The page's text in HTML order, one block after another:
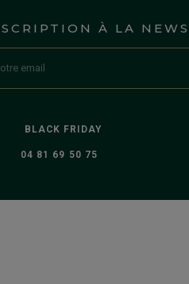
À LA
BLACK FRIDAY
04 81 69 50 75